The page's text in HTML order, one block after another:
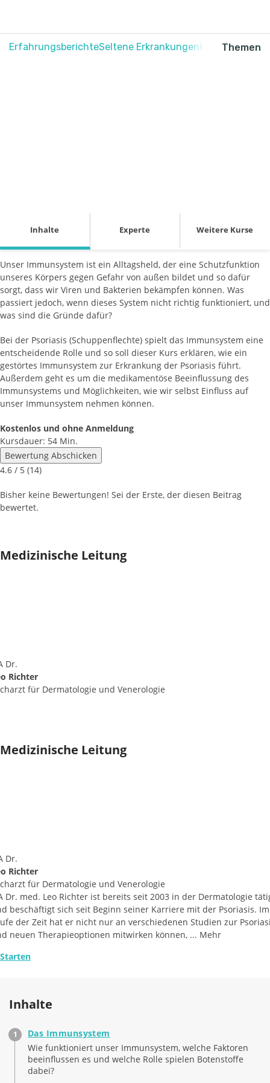
ErfahrungsberichteSeltene ErkrankungenKrebsThemen
Inhalte Experte Weitere Kurse
Unser Immunsystem ist ein Alltagsheld, der eine Schutzfunktion
unseres Körpers gegen Gefahr von außen bildet und so dafür
sorgt, dass wir Viren und Bakterien bekämpfen können. Was
passiert jedoch, wenn dieses System nicht richtig funktioniert, und
was sind die Gründe dafür?
Bei der Psoriasis (Schuppenflechte) spielt das Immunsystem eine
entscheidende Rolle und so soll dieser Kurs erklären, wie ein
gestörtes Immunsystem zur Erkrankung der Psoriasis führt.
Außerdem geht es um die medikamentöse Beeinflussung des
Immunsystems und Möglichkeiten, wie wir selbst Einfluss auf
unser Immunsystem nehmen können.
Kostenlos und ohne Anmeldung
Kursdauer: 54 Min.
Bewertung Abschicken
4.6 / 5 (14)
Bisher keine Bewertungen! Sei der Erste, der diesen Beitrag
bewertet.
Medizinische Leitung
Dr.
Richter
für Dermatologie und Venerologie
Medizinische Leitung
Dr.
Richter
für Dermatologie und Venerologie
Dr. med. Leo Richter ist bereits seit 2003 in der Dermatologie
beschäftigt sich seit Beginn seiner Karriere mit der Psoriasis. Im
der Zeit hat er nicht nur an verschiedenen Studien zur
neuen Therapieoptionen mitwirken können, ... Mehr
Starten
Inhalte
Das Immunsystem
Wie funktioniert unser Immunsystem, welche Faktoren
beeinflussen es und welche Rolle spielen Botenstoffe
dabei?